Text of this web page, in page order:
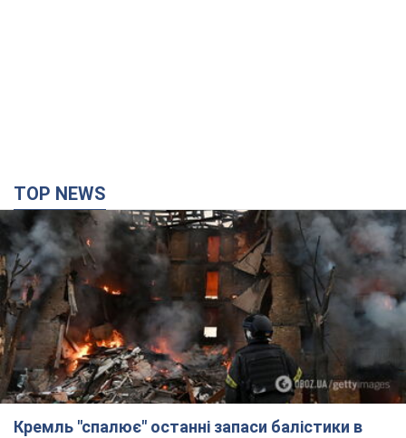
TOP NEWS
Кремль "спалює" останні запаси балістики в